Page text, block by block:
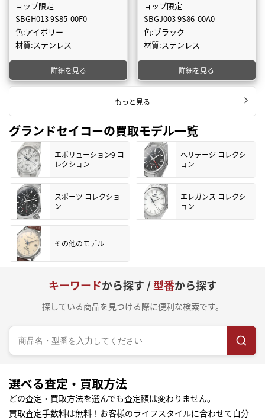
ョップ限定
SBGH013 9S85-00F0
色:アイボリー
材質:ステンレス
詳細を見る
ョップ限定
SBGJ003 9S86-00A0
色:ブラック
材質:ステンレス
詳細を見る
もっと見る
グランドセイコーの買取モデル一覧
エボリューション9 コ
レクション
ヘリテージ コレクシ
ョン
スポーツ コレクショ
ン
エレガンス コレクシ
ョン
その他のモデル
キーワードから探す /型番から探す
探している商品を見つける際に便利な検索です。
選べる査定・買取方法
どの査定・買取方法を選んでも査定額は変わりません。
買取査定手数料は無料！お客様のライフスタイルに合わせて自分